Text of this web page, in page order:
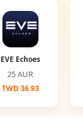
EVE Echoes
25 AUR
TWD 36.93